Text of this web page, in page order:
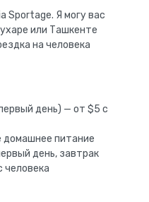
Sportage. Я могу вас
или Ташкенте
на человека
день) — от $5 с
домашнее питание
день, завтрак
человека